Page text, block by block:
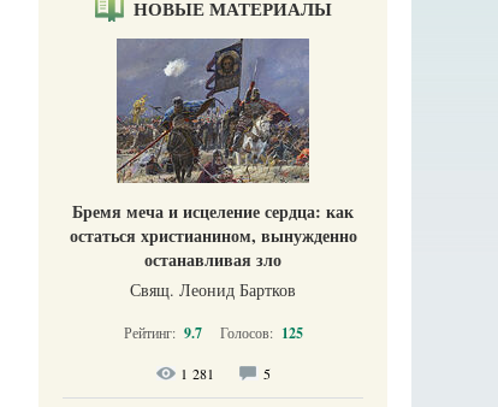
НОВЫЕ МАТЕРИАЛЫ
Бремя меча и исцеление сердца: как
остаться христианином, вынужденно
останавливая зло
Свящ. Леонид Бартков
Рейтинг: 9.7 Голосов: 125
1 281 5